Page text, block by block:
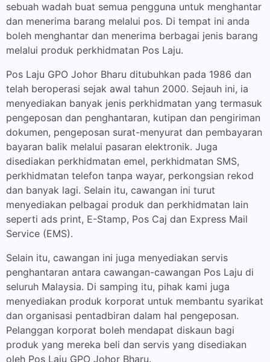
sebuah wadah buat semua pengguna untuk menghantar
dan menerima barang melalui pos. Di tempat ini anda
boleh menghantar dan menerima berbagai jenis barang
melalui produk perkhidmatan Pos Laju.
Pos Laju GPO Johor Bharu ditubuhkan pada 1986 dan
telah beroperasi sejak awal tahun 2000. Sejauh ini, ia
menyediakan banyak jenis perkhidmatan yang termasuk
pengeposan dan penghantaran, kutipan dan pengiriman
dokumen, pengeposan surat-menyurat dan pembayaran
bayaran balik melalui pasaran elektronik. Juga
disediakan perkhidmatan emel, perkhidmatan SMS,
perkhidmatan telefon tanpa wayar, perkongsian rekod
dan banyak lagi. Selain itu, cawangan ini turut
menyediakan pelbagai produk dan perkhidmatan lain
seperti ads print, E-Stamp, Pos Caj dan Express Mail
Service (EMS).
Selain itu, cawangan ini juga menyediakan servis
penghantaran antara cawangan-cawangan Pos Laju di
seluruh Malaysia. Di samping itu, pihak kami juga
menyediakan produk korporat untuk membantu syarikat
dan organisasi pentadbiran dalam hal pengeposan.
Pelanggan korporat boleh mendapat diskaun bagi
produk yang mereka beli dan servis yang disediakan
oleh Pos Laju GPO Johor Bharu.